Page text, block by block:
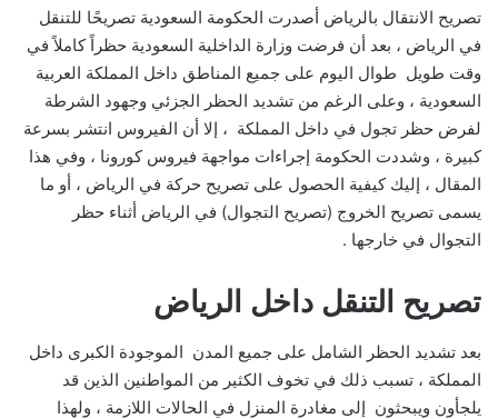
تصريح الانتقال بالرياض أصدرت الحكومة السعودية تصريحًا للتنقل
في الرياض ، بعد أن فرضت وزارة الداخلية السعودية حظراً كاملاً في
وقت طويل طوال اليوم على جميع المناطق داخل المملكة العربية
السعودية ، وعلى الرغم من تشديد الحظر الجزئي وجهود الشرطة
لفرض حظر تجول في داخل المملكة ، إلا أن الفيروس انتشر بسرعة
كبيرة ، وشددت الحكومة إجراءات مواجهة فيروس كورونا ، وفي هذا
المقال ، إليك كيفية الحصول على تصريح حركة في الرياض ، أو ما
يسمى تصريح الخروج (تصريح التجوال) في الرياض أثناء حظر
التجوال في خارجها .
تصريح التنقل داخل الرياض
بعد تشديد الحظر الشامل على جميع المدن الموجودة الكبرى داخل
المملكة ، تسبب ذلك في تخوف الكثير من المواطنين الذين قد
يلجأون ويبحثون إلى مغادرة المنزل في الحالات اللازمة ، ولهذا